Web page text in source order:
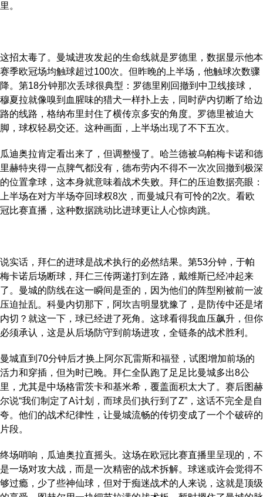
里。
这招太毒了。曼城进攻发起的生命线就是罗德里，数据显示他本
赛季欧冠场均触球超过100次。但昨晚的上半场，他触球次数骤
降。第18分钟那次丢球很典型：罗德里刚回撤到中卫线接球，
穆夏拉就像嗅到血腥味的猎犬一样扑上去，同时萨内切断了给边
路的线路，格纳布里封住了横传京多安的角度。罗德里被迫大
脚，球权轻易交还。这种画面，上半场出现了不下五次。
瓜迪奥拉肯定看出来了，但调整慢了。哈兰德被乌帕梅卡诺和德
里赫特夹得一点脾气都没有，德布劳内不得不一次次回撤到极深
的位置拿球，这本身就意味着战术失败。拜仁的压迫数据亮眼：
上半场在对方半场夺回球权8次，而曼城只有可怜的2次。看欧
冠比赛直播，这种数据跳动比进球更让人心惊肉跳。
说实话，拜仁的进球是战术执行的必然结果。第53分钟，于帕
梅卡诺后场断球，拜仁三传两递打到左路，戴维斯已经冲起来
了。曼城的防线在这一瞬间是歪的，因为他们的阵型刚被前一波
压迫扯乱。科曼内切那下，阿坎吉明显犹豫了，是防传中还是堵
内切？就这一下，球已经进了死角。这球看得我血压飙升，但你
必须承认，这是从后场防守到前场进攻，全链条的战术胜利。
曼城直到70分钟后才换上阿尔瓦雷斯和福登，试图增加前场的
活力和穿插，但为时已晚。拜仁全队跑了足足比曼城多出8公
里，尤其是中场格雷茨卡和基米希，覆盖面积太大了。赛后图赫
尔说“我们制定了A计划，而球员们执行到了Z”，这话不完全是自
夸。他们的战术纪律性，让曼城流畅的传切变成了一个个破碎的
片段。
终场哨响，瓜迪奥拉直摇头。这场在欧冠比赛直播里呈现的，不
是一场对攻大战，而是一次精密的战术拆解。球迷或许会觉得不
够过瘾，少了些神仙球，但对于痴迷战术的人来说，这就是顶级